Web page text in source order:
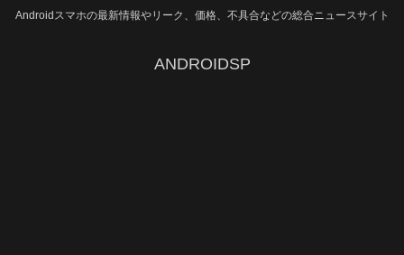
Androidスマホの最新情報やリーク、価格、不具合などの総合ニュースサイト
ANDROIDSP